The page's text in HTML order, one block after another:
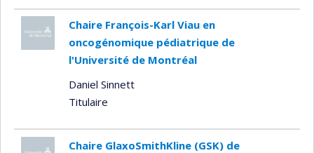
Chaire François-Karl Viau en
oncogénomique pédiatrique de
l'Université de Montréal
Daniel Sinnett
Titulaire
Chaire GlaxoSmithKline (GSK) de